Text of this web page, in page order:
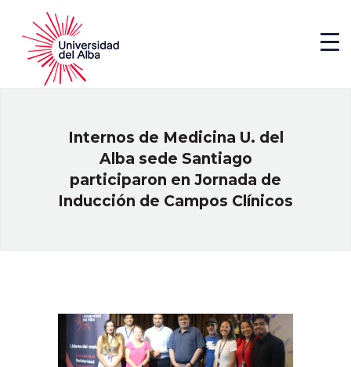
Internos de Medicina U. del
Alba sede Santiago
participaron en Jornada de
Inducción de Campos Clínicos